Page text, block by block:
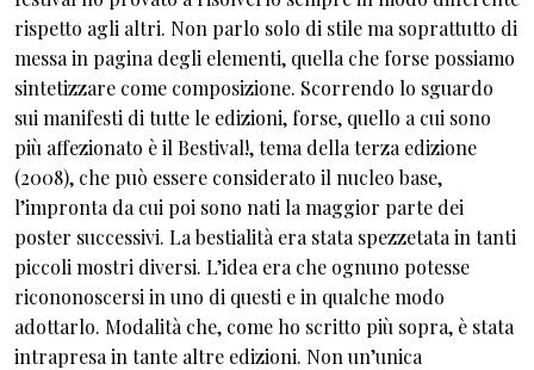
rispetto agli altri. Non parlo solo di stile ma soprattutto di
messa in pagina degli elementi, quella che forse possiamo
sintetizzare come composizione. Scorrendo lo sguardo
sui manifesti di tutte le edizioni, forse, quello a cui sono
più affezionato è il Bestival!, tema della terza edizione
(2008), che può essere considerato il nucleo base,
l’impronta da cui poi sono nati la maggior parte dei
poster successivi. La bestialità era stata spezzetata in tanti
piccoli mostri diversi. L’idea era che ognuno potesse
ricononoscersi in uno di questi e in qualche modo
adottarlo. Modalità che, come ho scritto più sopra, è stata
intrapresa in tante altre edizioni. Non un’unica